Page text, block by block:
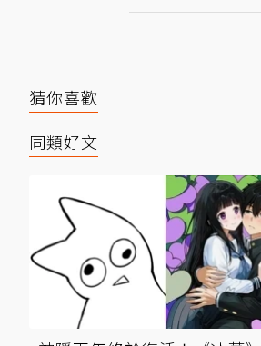
猜你喜歡
同類好文